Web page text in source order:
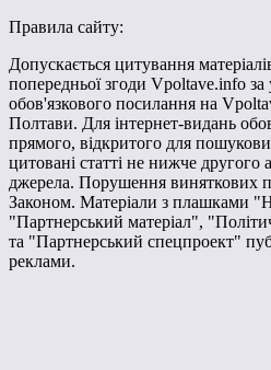
Правила сайту:
Допускається цитування
попередньої згоди Vpoltave.info
обов'язкового посилання на
Полтави. Для інтернет-видань
прямого, відкритого для
цитовані статті не нижче другого
джерела. Порушення виняткових
Законом. Матеріали з плашками
"Партнерський матеріал",
та "Партнерський спецпроект"
реклами.